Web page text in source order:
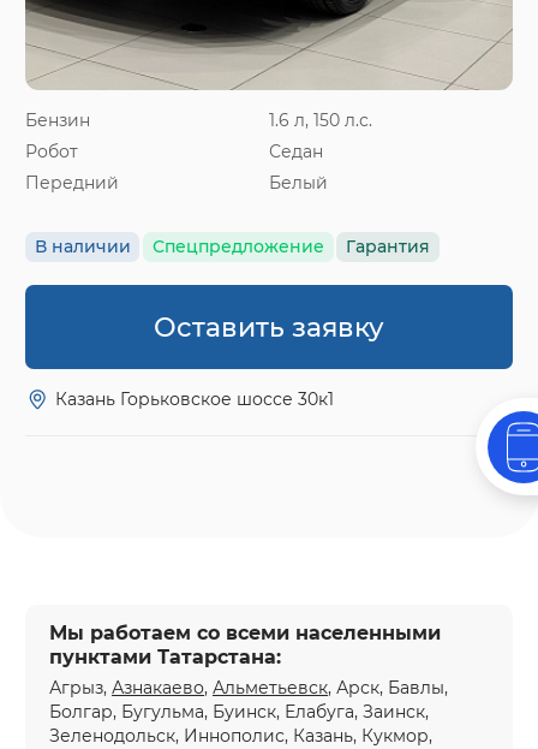
Бензин
1.6 л, 150 л.с.
Робот
Седан
Передний
Белый
В наличии Спецпредложение Гарантия
Оставить заявку
Казань Горьковское шоссе 30к1
Мы работаем со всеми населенными
пунктами Татарстана:
Агрыз, Азнакаево, Альметьевск, Арск, Бавлы,
Болгар, Бугульма, Буинск, Елабуга, Заинск,
Зеленодольск, Иннополис, Казань, Кукмор,